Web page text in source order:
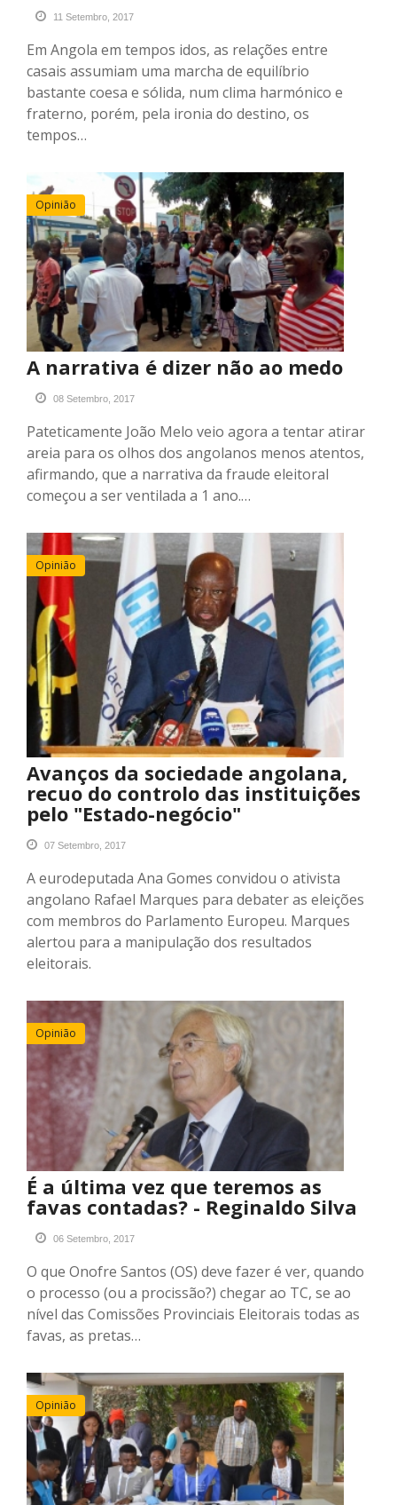
11 Setembro, 2017
Em Angola em tempos idos, as relações entre
casais assumiam uma marcha de equilíbrio
bastante coesa e sólida, num clima harmónico e
fraterno, porém, pela ironia do destino, os
tempos…
Opinião
A narrativa é dizer não ao medo
08 Setembro, 2017
Pateticamente João Melo veio agora a tentar atirar
areia para os olhos dos angolanos menos atentos,
afirmando, que a narrativa da fraude eleitoral
começou a ser ventilada a 1 ano.…
Opinião
Avanços da sociedade angolana,
recuo do controlo das instituições
pelo "Estado-negócio"
07 Setembro, 2017
A eurodeputada Ana Gomes convidou o ativista
angolano Rafael Marques para debater as eleições
com membros do Parlamento Europeu. Marques
alertou para a manipulação dos resultados
eleitorais.
Opinião
É a última vez que teremos as
favas contadas? - Reginaldo Silva
06 Setembro, 2017
O que Onofre Santos (OS) deve fazer é ver, quando
o processo (ou a procissão?) chegar ao TC, se ao
nível das Comissões Provinciais Eleitorais todas as
favas, as pretas…
Opinião